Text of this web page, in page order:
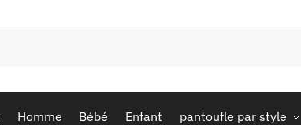
Homme Bébé Enfant pantoufle par style